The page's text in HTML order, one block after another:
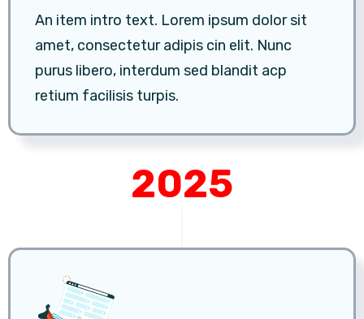
An item intro text. Lorem ipsum dolor sit
amet, consectetur adipis cin elit. Nunc
purus libero, interdum sed blandit acp
retium facilisis turpis.
2025